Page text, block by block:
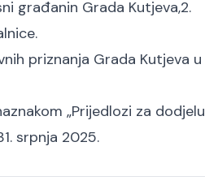
građanin Grada Kutjeva,2.
priznanja Grada Kutjeva u
„Prijedlozi za dodjelu
srpnja 2025.